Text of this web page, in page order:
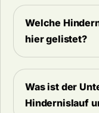
Welche
hier gelistet?
Was ist der
Hindernislauf